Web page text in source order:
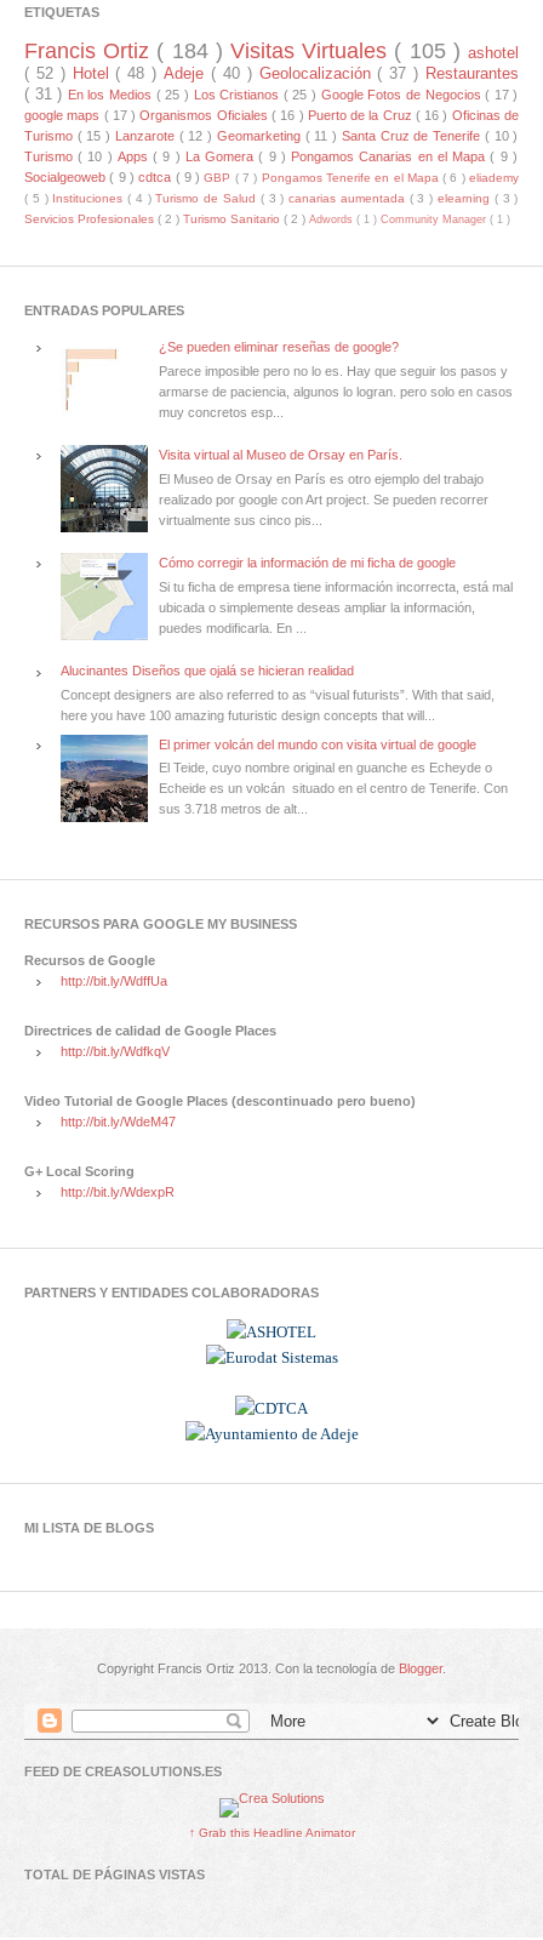
ETIQUETAS
Francis Ortiz ( 184 )Visitas Virtuales ( 105 )ashotel
( 52 ) Hotel ( 48 )Adeje ( 40 ) Geolocalización ( 37 ) Restaurantes
( 31 ) En los Medios ( 25 ) Los Cristianos ( 25 ) Google Fotos de Negocios( 17 )
google maps ( 17 )Organismos Oficiales ( 16 ) Puerto de la Cruz ( 16 ) Oficinas de
Turismo ( 15 ) Lanzarote ( 12 ) Geomarketing ( 11 ) Santa Cruz de Tenerife ( 10 )
Turismo( 10 ) Apps( 9 ) La Gomera( 9 ) Pongamos Canarias en el Mapa( 9 )
Socialgeoweb( 9 )cdtca ( 9 )GBP ( 7 ) Pongamos Tenerife en el Mapa( 6 )eliademy
( 5 ) Instituciones( 4 )Turismo de Salud ( 3 )canarias aumentada ( 3 ) elearning ( 3 )
Servicios Profesionales ( 2 ) Turismo Sanitario ( 2 ) Adwords ( 1 ) Community Manager ( 1 )
ENTRADAS POPULARES
¿Se pueden eliminar reseñas de google?
Parece imposible pero no lo es. Hay que seguir los pasos y
armarse de paciencia, algunos lo logran. pero solo en casos
muy concretos esp...
Visita virtual al Museo de Orsay en París.
El Museo de Orsay en París es otro ejemplo del trabajo
realizado por google con Art project. Se pueden recorrer
virtualmente sus cinco pis...
Cómo corregir la información de mi ficha de google
Si tu ficha de empresa tiene información incorrecta, está mal
ubicada o simplemente deseas ampliar la información,
puedes modificarla. En ...
Alucinantes Diseños que ojalá se hicieran realidad
Concept designers are also referred to as “visual futurists”. With that said,
here you have 100 amazing futuristic design concepts that will...
El primer volcán del mundo con visita virtual de google
El Teide, cuyo nombre original en guanche es Echeyde o
Echeide es un volcán situado en el centro de Tenerife. Con
sus 3.718 metros de alt...
RECURSOS PARA GOOGLE MY BUSINESS
Recursos de Google
http://bit.ly/WdffUa
Directrices de calidad de Google Places
http://bit.ly/WdfkqV
Video Tutorial de Google Places (descontinuado pero bueno)
http://bit.ly/WdeM47
G+ Local Scoring
http://bit.ly/WdexpR
PARTNERS Y ENTIDADES COLABORADORAS
MI LISTA DE BLOGS
Copyright Francis Ortiz 2013. Con la tecnología de Blogger.
FEED DE CREASOLUTIONS.ES
↑ Grab this Headline Animator
TOTAL DE PÁGINAS VISTAS